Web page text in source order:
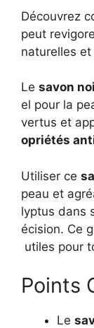
Découvrez
peut
naturelles
Le savon
el pour la
vertus et
opriétés
Utiliser ce
peau et
lyptus dans
écision. Ce
utiles pour
Points
Le